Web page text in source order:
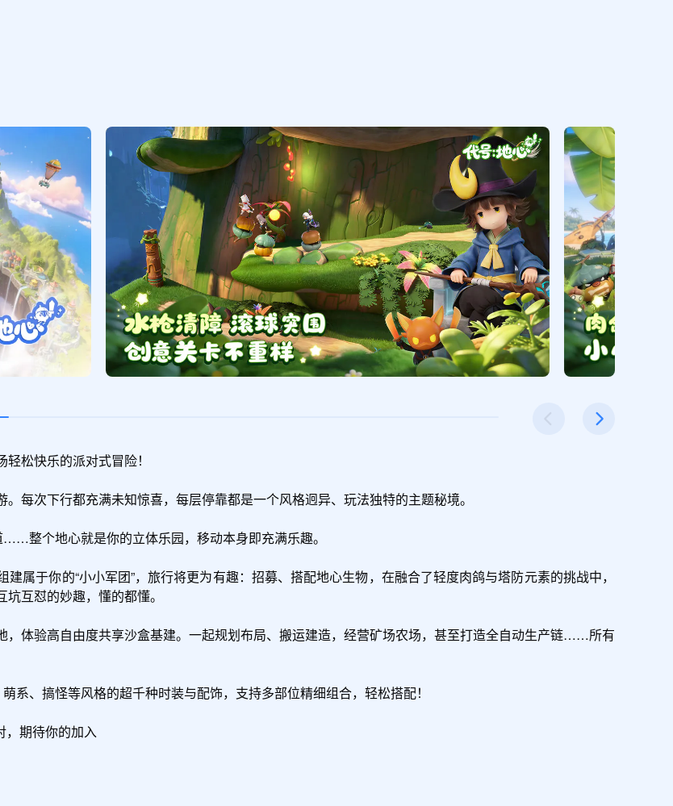
松快乐的派对式冒险！
每次下行都充满未知惊喜，每层停靠都是一个风格迥异、玩法独特的主题秘境。
整个地心就是你的立体乐园，移动本身即充满乐趣。
于你的“小小军团”，旅行将更为有趣：招募、搭配地心生物，在融合了轻度肉鸽与塔防元素的挑战中，
互怼的妙趣，懂的都懂。
，体验高自由度共享沙盒基建。一起规划布局、搬运建造，经营矿场农场，甚至打造全自动生产链……所有
系、搞怪等风格的超千种时装与配饰，支持多部位精细组合，轻松搭配！
，期待你的加入